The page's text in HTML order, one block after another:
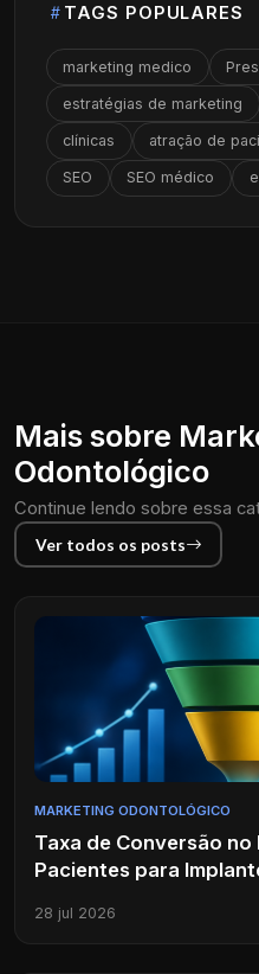
TAGS POPULARES
marketing medico
estratégias de marketing
clínicas atração de
SEO SEO médico
Mais sobre
Odontológico
Continue lendo sobre essa
Ver todos os posts
MARKETING ODONTOLÓGICO
Taxa de Conversão
Pacientes para
28 jul 2026